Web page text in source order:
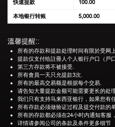
快速提款
100.00
本地银行转账
5,000.00
溫馨提醒::
所有的存款和提款处理时间有限於受网
提款仅支付给註冊人个人银行户口（戶
第三方存款将不被接受.
所有會員一天只允提款3次.
所有的最高交易额是根据每个交易.
请告知大量提款金额可能需要更长的处
我们只有支持马来西亚银行，如果您有
所有存款必须做验证过程及提交付款的
所有的存款都必须在24小时内通知客服
详情请参阅公司的条款及条件更多细节